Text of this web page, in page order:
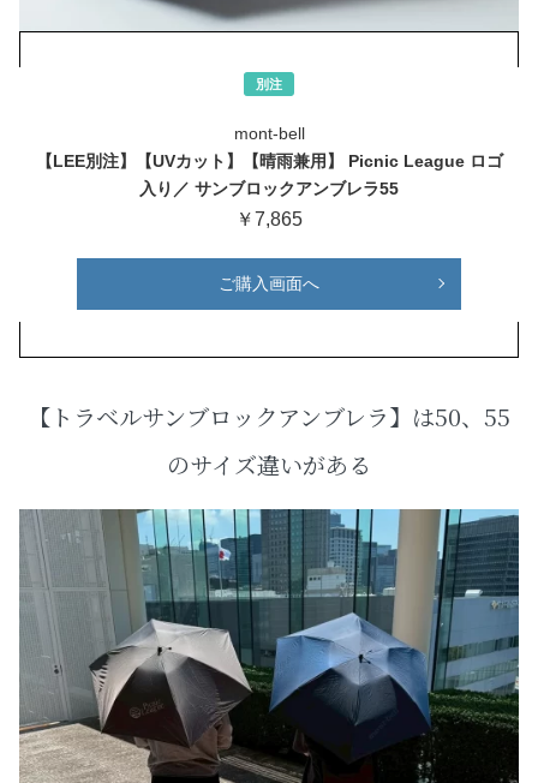
別注
mont-bell
【LEE別注】【UVカット】【晴雨兼用】 Picnic League ロゴ
入り／ サンブロックアンブレラ55
￥7,865
ご購入画面へ
【トラベルサンブロックアンブレラ】は50、55
のサイズ違いがある